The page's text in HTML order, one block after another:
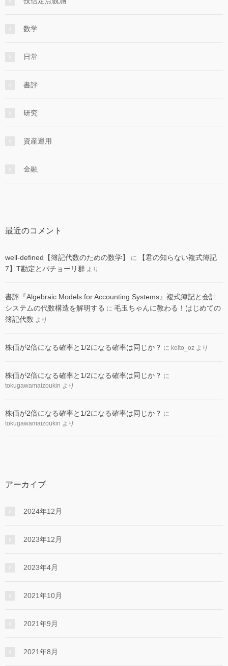
数学
日常
書評
研究
資産運用
金融
最近のコメント
well-defined【簿記代数のための数学】 に
【君の知らない複式簿記
7】T勘定とパチョーリ群 より
書評『Algebraic Models for Accounting Systems』複式簿記と会計
システムの代数構造を解明する に 毛玉ちゃんに教わる！はじめての
簿記代数 より
株価が2倍になる確率と1/2になる確率は同じか？ に keito_oz より
株価が2倍になる確率と1/2になる確率は同じか？ に
tokugawamaizoukin より
株価が2倍になる確率と1/2になる確率は同じか？ に
tokugawamaizoukin より
アーカイブ
2024年12月
2023年12月
2023年4月
2021年10月
2021年9月
2021年8月